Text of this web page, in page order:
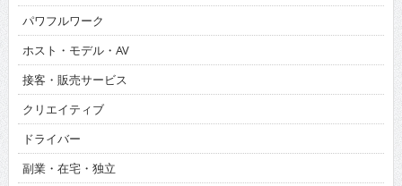
パワフルワーク
ホスト・モデル・AV
接客・販売サービス
クリエイティブ
ドライバー
副業・在宅・独立